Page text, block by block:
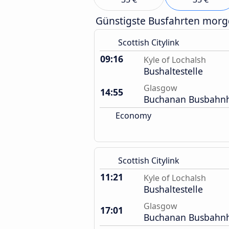
Günstigste Busfahrten
Scottish Citylink
09:16 Kyle of Lochalsh
Bushaltestelle
14:55
Glasgow
Buchanan
Economy
Scottish Citylink
11:21 Kyle of Lochalsh
Bushaltestelle
17:01
Glasgow
Buchanan